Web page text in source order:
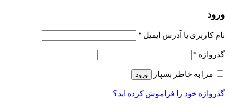
ورود
نام کاربری یا آدرس ایمیل *
گذرواژه *
مرا به خاطر بسپار
ورود
گذرواژه خود را فراموش کرده اید؟